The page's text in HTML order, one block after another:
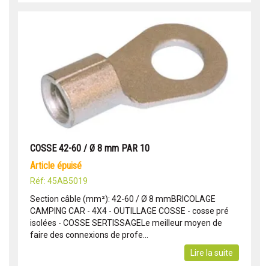
COSSE 42-60 / Ø 8 mm PAR 10
article épuisé
Réf: 45AB5019
Section câble (mm²): 42-60 / Ø 8 mmBRICOLAGE
CAMPING CAR - 4X4 - OUTILLAGE COSSE - cosse pré
isolées - COSSE SERTISSAGELe meilleur moyen de
faire des connexions de profe...
Lire la suite